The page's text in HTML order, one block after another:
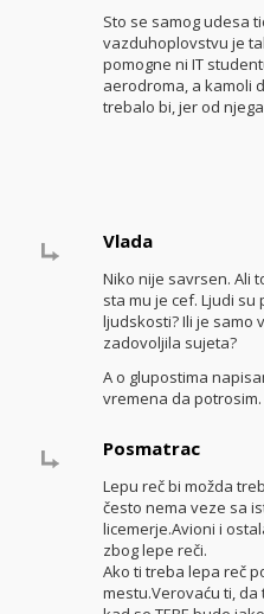
Sto se samog udesa
vazduhoplovstvu je
pomogne ni IT
aerodroma, a kamoli
trebalo bi, jer od
Vlada
Niko nije savrsen. Ali
sta mu je cef. Ljudi
ljudskosti? Ili je samo
zadovoljila sujeta?
A o glupostima
vremena da potrosim.
Posmatrac
Lepu reč bi možda
često nema veze sa
licemerje.Avioni i
zbog lepe reči.
Ako ti treba lepa reč
mestu.Verovaću ti,